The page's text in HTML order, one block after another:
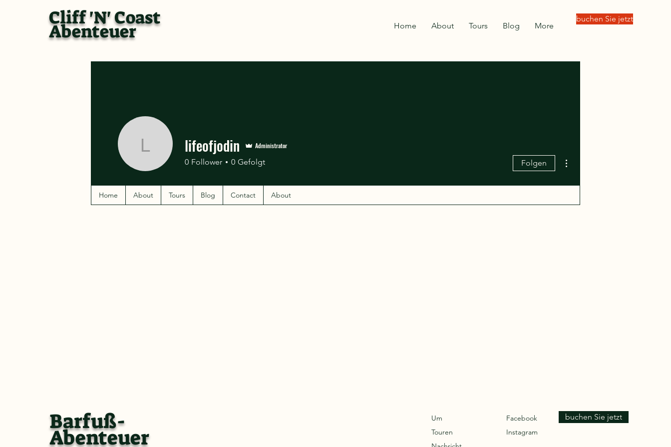
Cliff 'N' Coast
Abenteuer Home About Tours Blog More
buchen Sie jetzt
lifeofjodin
lifeofjodin Administrator
0 Follower 0 Gefolgt Folgen
Home About Tours Blog Contact About
Barfuß-
Abenteuer
Um
Touren
Facebook
Instagram
buchen Sie jetzt